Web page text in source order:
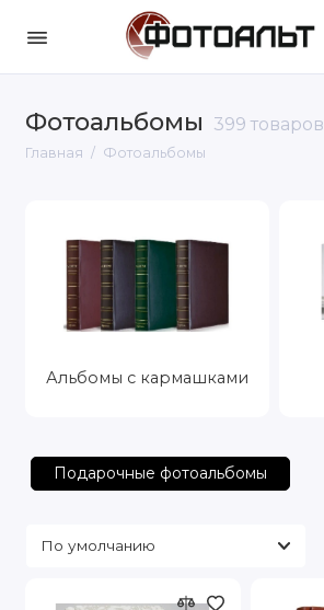
Фотоальбомы 399 товаров
Главная Фотоальбомы
Альбомы с кармашками
Подарочные фотоальбомы